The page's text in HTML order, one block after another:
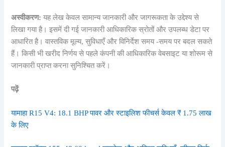
अस्वीकरण: यह लेख केवल सामान्य जानकारी और जागरूकता के उद्देश्य से
लिखा गया है। इसमें दी गई जानकारी आधिकारिक स्रोतों और उपलब्ध डेटा पर
आधारित है। वास्तविक मूल्य, सुविधाएँ और विनिर्देश समय -समय पर बदल सकते
हैं। किसी भी खरीद निर्णय से पहले कंपनी की आधिकारिक वेबसाइट या शोरूम से
जानकारी प्राप्त करना सुनिश्चित करें।
पढ़ें
यामाहा R15 V4: 18.1 BHP पावर और स्टाइलिश फीचर्स केवल ₹ 1.75 लाख
के लिए